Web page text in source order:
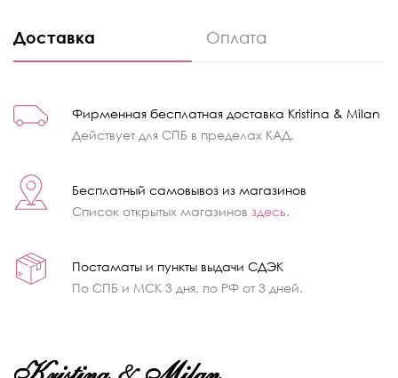
Доставка Оплата
Фирменная бесплатная доставка Kristina & Milan
Действует для СПБ в пределах КАД.
Бесплатный самовывоз из магазинов
Список открытых магазинов здесь.
Постаматы и пункты выдачи СДЭК
По СПБ и МСК 3 дня, по РФ от 3 дней.